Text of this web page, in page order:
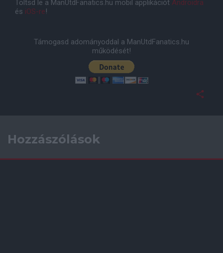
Töltsd le a ManUtdFanatics.hu mobil applikációt Androidra
és iOS-re!
Támogasd adományoddal a ManUtdFanatics.hu
működését!
Hozzászólások